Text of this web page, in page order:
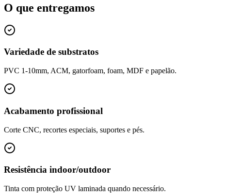
O que entregamos
Variedade de substratos
PVC 1-10mm, ACM, gatorfoam, foam, MDF e papelão.
Acabamento profissional
Corte CNC, recortes especiais, suportes e pés.
Resistência indoor/outdoor
Tinta com proteção UV laminada quando necessário.